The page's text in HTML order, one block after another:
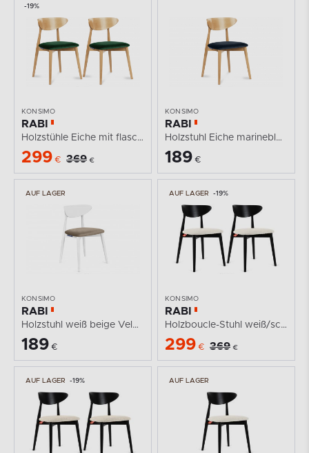
-19%
KONSIMO
RABI
Holzstühle Eiche mit flaschengrünem Velours 2tlg.
299 € 369 €
KONSIMO
RABI
Holzstuhl Eiche marineblau Velours
189 €
AUF LAGER
KONSIMO
RABI
Holzstuhl weiß beige Velours
189 €
AUF LAGER -19%
KONSIMO
RABI
Holzboucle-Stuhl weiß/schwarz 2 tlg.
299 € 369 €
AUF LAGER -19% AUF LAGER